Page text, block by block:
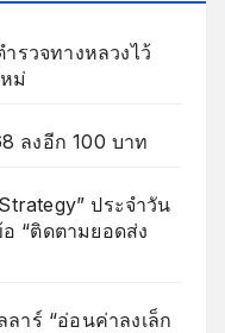
รวจทางหลวงไว้
ม่
ลงอีก 100 บาท
ประจำวัน
“ติดตามยอดส่ง
ลาร์ “อ่อนค่าลงเล็ก